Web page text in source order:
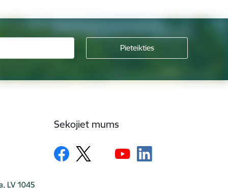
LV 1045
Sekojiet mums